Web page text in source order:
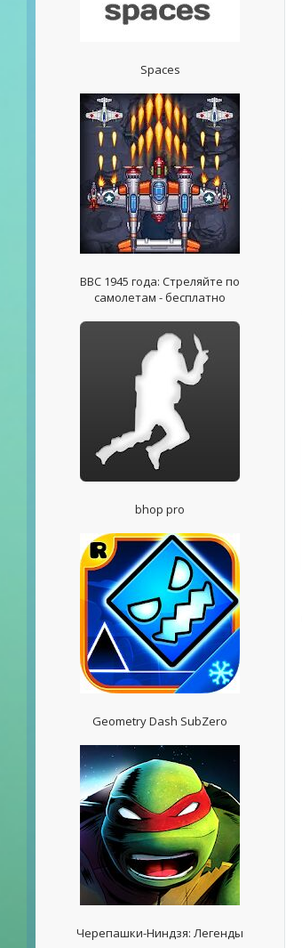
Spaces
ВВС 1945 года: Стреляйте по
самолетам - бесплатно
bhop pro
Geometry Dash SubZero
Черепашки-Ниндзя: Легенды